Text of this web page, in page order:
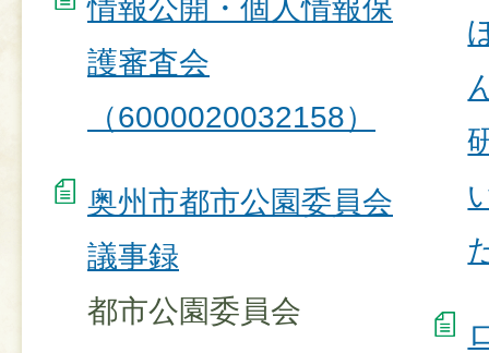
情報公開・個人情報保
護審査会
（6000020032158）
奥州市都市公園委員会
議事録
都市公園委員会